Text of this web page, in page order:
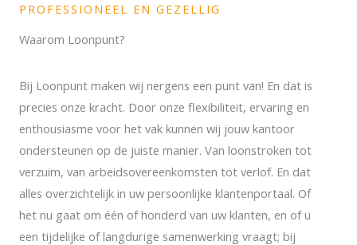
PROFESSIONEEL EN GEZELLIG
Waarom Loonpunt?
Bij Loonpunt maken wij nergens een punt van! En dat is
precies onze kracht. Door onze flexibiliteit, ervaring en
enthousiasme voor het vak kunnen wij jouw kantoor
ondersteunen op de juiste manier. Van loonstroken tot
verzuim, van arbeidsovereenkomsten tot verlof. En dat
alles overzichtelijk in uw persoonlijke klantenportaal. Of
het nu gaat om één of honderd van uw klanten, en of u
een tijdelijke of langdurige samenwerking vraagt; bij